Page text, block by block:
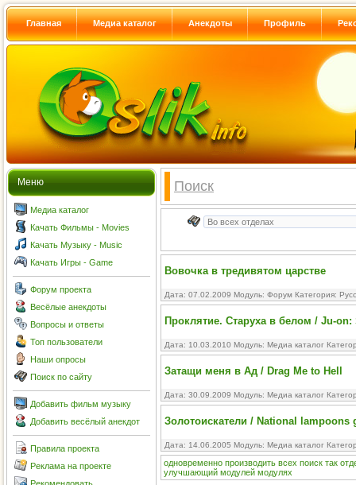
Главная Медиа каталог Анекдоты Профиль
Меню
Медиа каталог
Качать Фильмы - Movies
Качать Музыку - Music
Качать Игры - Game
Форум проекта
Весёлые анекдоты
Вопросы и ответы
Топ пользователи
Наши опросы
Поиск по сайту
Добавить фильм музыку
Добавить весёлый анекдот
Правила проекта
Реклама на проекте
Поиск
Вовочка в тредивятом царстве
Дата: 07.02.2009 Модуль: Форум Категория:
Проклятие. Старуха в белом / Ju-
Дата: 10.03.2010 Модуль: Медиа каталог
Затащи меня в Ад / Drag Me to Hell
Дата: 30.09.2009 Модуль: Медиа каталог
Золотоискатели / National lampoons
Дата: 14.06.2005 Модуль: Медиа каталог
одновременно производить всех поиск так
улучшающий модулей модулях